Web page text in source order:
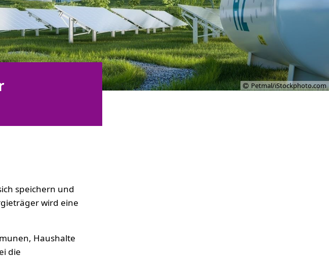
Petmal/iStockphoto.com
speichern und
wird eine
Haushalte
die